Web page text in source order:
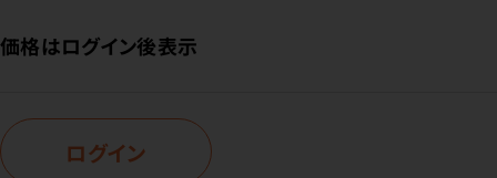
価格はログイン後表示
ログイン